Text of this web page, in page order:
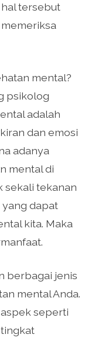
hal tersebut
mental?
psikolog
adalah
dan emosi
adanya
mental di
sekali tekanan
dapat
kita. Maka
berbagai jenis
mental Anda.
seperti